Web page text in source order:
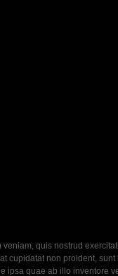
quis nostrud
cupidatat non proident,
ipsa quae ab illo inventore